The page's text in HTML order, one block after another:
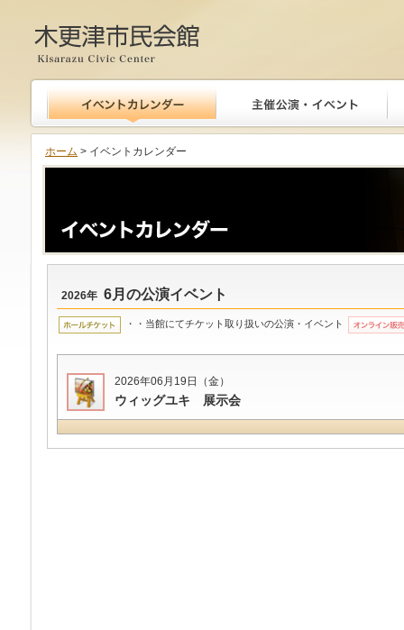
木更津市民会館
ホーム > イベントカレンダー
2026年 6月の公演イベント
・・当館にてチケット取り扱いの公演・イベント
2026年06月19日（金）
ウィッグユキ 展示会